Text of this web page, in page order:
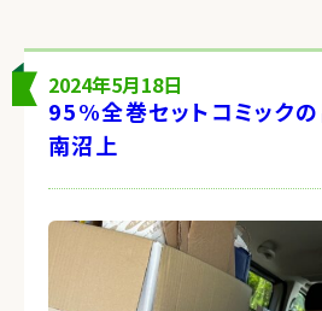
2024年5月18日
95%全巻セットコミック
南沼上